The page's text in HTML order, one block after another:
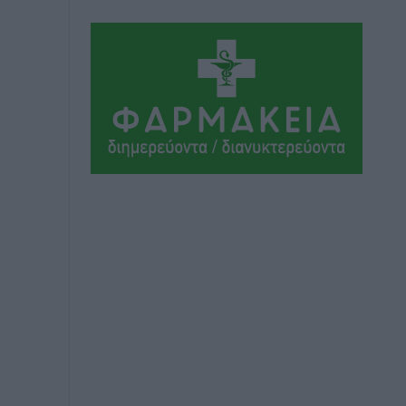
Πρωταθλήματος Κ20 στα σωματεία
πριν 2 ώρες
Ευρωπαϊκό Πρωτάθλημα Στίβου: Πότε
αγωνίζονται η Μαγκούλια, η
Σπανουδάκη και ο Κριτούλης